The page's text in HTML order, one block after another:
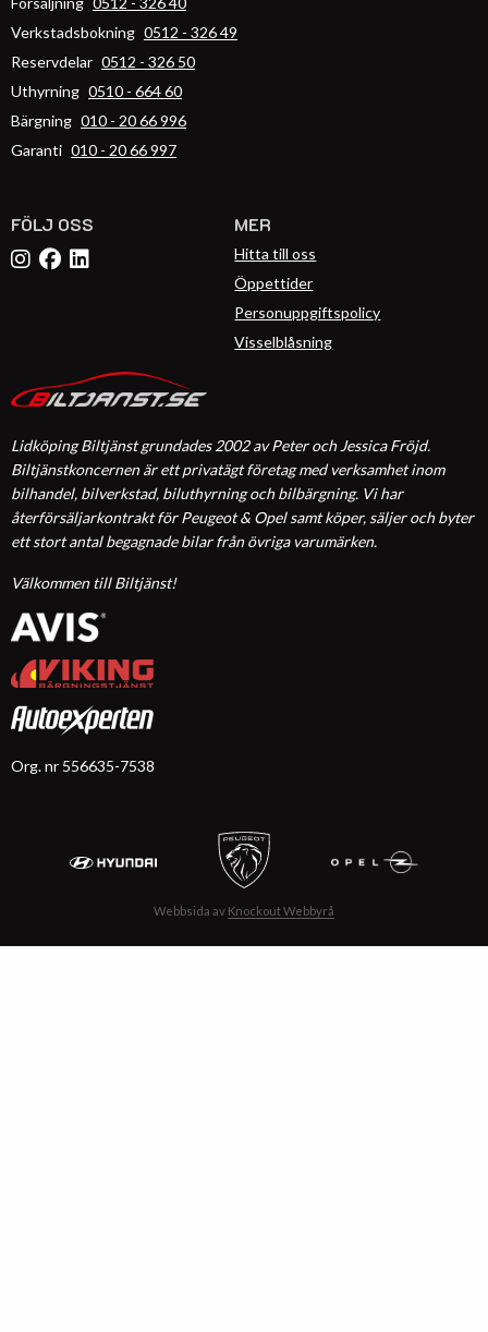
Lidköping Biltjänst grundades 2002 av Peter och Jessica Fröjd.
Biltjänstkoncernen är ett privatägt företag med verksamhet inom
bilhandel, bilverkstad, biluthyrning och bilbärgning. Vi har
återförsäljarkontrakt för Peugeot & Opel samt köper, säljer och byter
ett stort antal begagnade bilar från övriga varumärken.
Välkommen till Biltjänst!
Org. nr 556635-7538
Verkstadsbokning 0512 - 326 49
Reservdelar 0512 - 326 50
Uthyrning 0510 - 664 60
Bärgning 010 - 20 66 996
Garanti 010 - 20 66 997
FÖLJ OSS MER
Hitta till oss
Öppettider
Personuppgiftspolicy
Visselblåsning
Webbsida av Knockout Webbyrå